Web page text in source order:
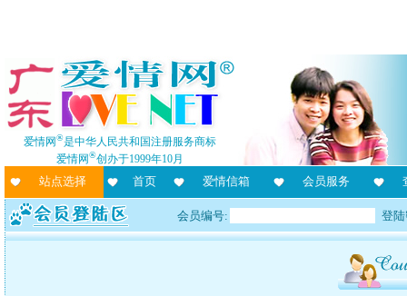
爱情网®是中华人民共和国注册服务商标
爱情网®创办于1999年10月
站点选择 首页 爱情信箱 会员服务
会员编号: 登